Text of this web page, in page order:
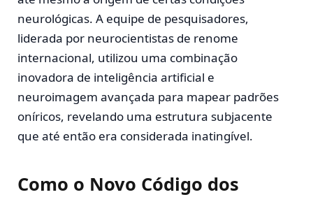
neurológicas. A equipe de pesquisadores,
liderada por neurocientistas de renome
internacional, utilizou uma combinação
inovadora de inteligência artificial e
neuroimagem avançada para mapear padrões
oníricos, revelando uma estrutura subjacente
que até então era considerada inatingível.
Como o Novo Código dos